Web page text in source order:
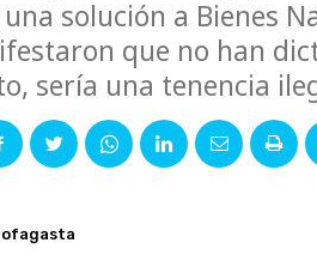
solución a Bienes
que no han
sería una tenencia